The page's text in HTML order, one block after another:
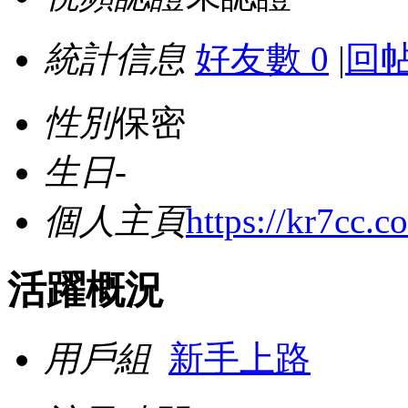
統計信息 好友數 0 | 回
性別保密
生日-
個人主頁https://
活躍概況
用戶組 新手上路